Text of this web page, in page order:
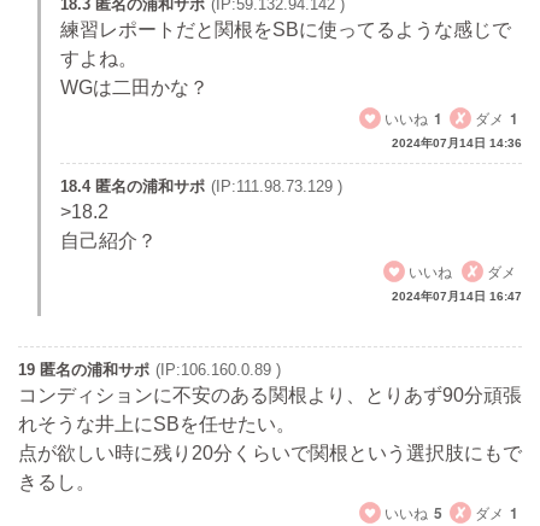
18.3 匿名の浦和サポ (IP:59.132.94.142 )
練習レポートだと関根をSBに使ってるような感じで
すよね。
WGは二田かな？
いいね 1 ダメ 1
2024年07月14日 14:36
18.4 匿名の浦和サポ (IP:111.98.73.129 )
>18.2
自己紹介？
いいね
ダメ
2024年07月14日 16:47
19 匿名の浦和サポ (IP:106.160.0.89 )
コンディションに不安のある関根より、とりあず90分頑張
れそうな井上にSBを任せたい。
点が欲しい時に残り20分くらいで関根という選択肢にもで
きるし。
いいね 5 ダメ 1